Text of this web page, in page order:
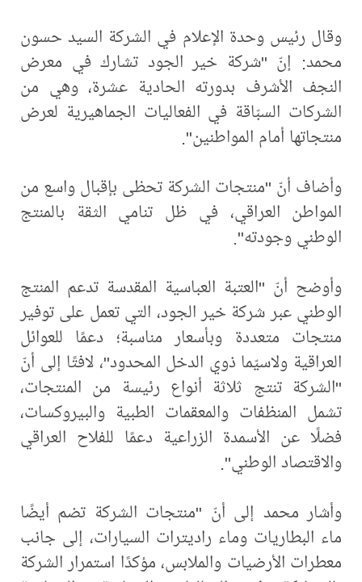
وقال رئيس وحدة الإعلام في الشركة السيد حسون
محمد: إنّ "شركة خير الجود تشارك في معرض
النجف الأشرف بدورته الحادية عشرة، وهي من
الشركات السبّاقة في الفعاليات الجماهيرية لعرض
منتجاتها أمام المواطنين".
وأضاف أنّ "منتجات الشركة تحظى بإقبال واسع من
المواطن العراقي، في ظل تنامي الثقة بالمنتج
الوطني وجودته".
وأوضح أنّ "العتبة العباسية المقدسة تدعم المنتج
الوطني عبر شركة خير الجود، التي تعمل على توفير
منتجات متعددة وبأسعار مناسبة؛ دعمًا للعوائل
العراقية ولاسيّما ذوي الدخل المحدود"، لافتًا إلى أنّ
"الشركة تنتج ثلاثة أنواع رئيسة من المنتجات،
تشمل المنظفات والمعقمات الطبية والبيروكسات،
فضلًا عن الأسمدة الزراعية دعمًا للفلاح العراقي
والاقتصاد الوطني".
وأشار محمد إلى أنّ "منتجات الشركة تضم أيضًا
ماء البطاريات وماء راديترات السيارات، إلى جانب
معطرات الأرضيات والملابس، مؤكدًا استمرار الشركة